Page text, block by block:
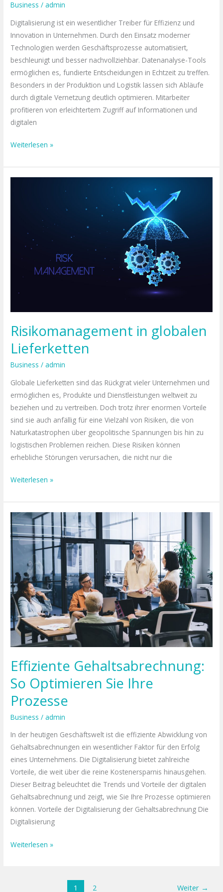
Business /admin
Digitalisierung ist ein wesentlicher Treiber für Effizienz und
Innovation in Unternehmen. Durch den Einsatz moderner
Technologien werden Geschäftsprozesse automatisiert,
beschleunigt und besser nachvollziehbar. Datenanalyse-Tools
ermöglichen es, fundierte Entscheidungen in Echtzeit zu treffen.
Besonders in der Produktion und Logistik lassen sich Abläufe
durch digitale Vernetzung deutlich optimieren. Mitarbeiter
profitieren von erleichtertem Zugriff auf Informationen und
digitalen
Weiterlesen »
Risikomanagement in globalen
Lieferketten
Business /admin
Globale Lieferketten sind das Rückgrat vieler Unternehmen und
ermöglichen es, Produkte und Dienstleistungen weltweit zu
beziehen und zu vertreiben. Doch trotz ihrer enormen Vorteile
sind sie auch anfällig für eine Vielzahl von Risiken, die von
Naturkatastrophen über geopolitische Spannungen bis hin zu
logistischen Problemen reichen. Diese Risiken können
erhebliche Störungen verursachen, die nicht nur die
Lieferketten
Weiterlesen »
Effiziente Gehaltsabrechnung:
So Optimieren Sie Ihre
Prozesse
Business /admin
In der heutigen Geschäftswelt ist die effiziente Abwicklung von
Gehaltsabrechnungen ein wesentlicher Faktor für den Erfolg
eines Unternehmens. Die Digitalisierung bietet zahlreiche
Vorteile, die weit über die reine Kostenersparnis hinausgehen.
Dieser Beitrag beleuchtet die Trends und Vorteile der digitalen
Gehaltsabrechnung und zeigt, wie Sie Ihre Prozesse optimieren
können. Vorteile der Digitalisierung der Gehaltsabrechnung Die
Digitalisierung
Effiziente
Gehaltsabrechnung:
So
Optimieren
Sie
Ihre
Prozesse
Weiterlesen »
1 2 Weiter →